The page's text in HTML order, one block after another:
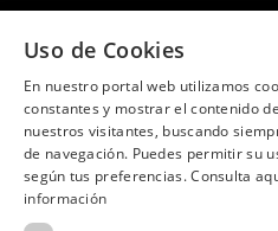
¿Necesitas ayuda?
Uso de Cookies
En nuestro portal web utilizamos
constantes y mostrar el contenido
nuestros visitantes, buscando
de navegación. Puedes permitir su
según tus preferencias. Consulta
información